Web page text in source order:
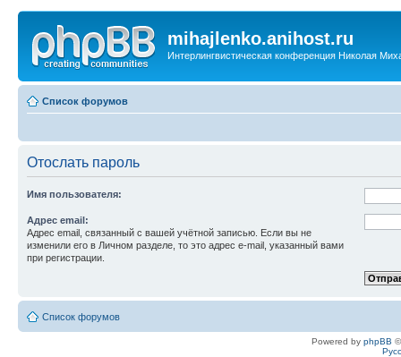
mihajlenko.anihost.ru
Интерлингвистическая конференция Николая
Список форумов
Отослать пароль
Имя пользователя:
Адрес email:
Адрес email, связанный с вашей учётной записью. Если вы не
изменили его в Личном разделе, то это адрес e-mail, указанный вами
при регистрации.
Список форумов
Powered by phpBB